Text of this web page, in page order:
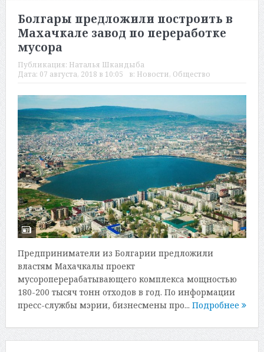
Болгары предложили построить в
Махачкале завод по переработке
мусора
Публикация: Наталья Шкандыба
Дата: 07 августа, 2018 в 10:05 в: Новости, Общество
Предприниматели из Болгарии предложили
властям Махачкалы проект
мусороперерабатывающего комплекса мощностью
180-200 тысяч тонн отходов в год. По информации
пресс-службы мэрии, бизнесмены про... Подробнее